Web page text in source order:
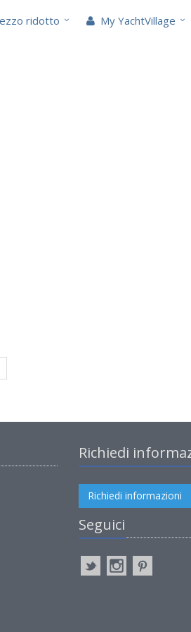
ridotto My YachtVillage
Richiedi
Richiedi informazioni
Seguici